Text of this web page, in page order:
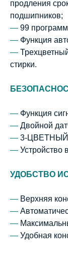
продления
подшипников;
— 99
— Функция
—
стирки.
— Функция
— Двойной
— 3-ЦВЕТНЫЙ
— Устройство
УДОБСТВО
— Верхняя
—
—
— Удобная